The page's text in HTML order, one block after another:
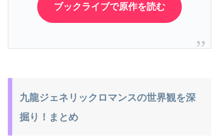
ブックライブで原作を読む
九龍ジェネリックロマンスの世界観を深
掘り！まとめ